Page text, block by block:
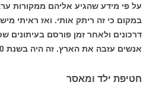
על פי מידע שהגיע אליהם ממקורות
במקום כי זה ריתק אותי. ואז ראיתי
אנשים עזבה את הארץ. זה היה בשנת 1990.
חטיפת ילד ומאסר